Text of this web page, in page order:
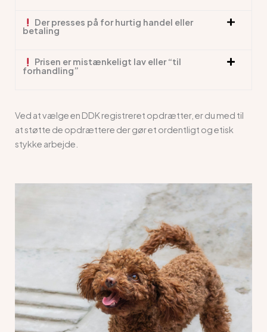
Der presses på for hurtig handel eller
betaling
Prisen er mistænkeligt lav eller “til
forhandling”
Ved at vælge en DDK registreret opdrætter, er du med til
at støtte de opdrættere der gør et ordentligt og etisk
stykke arbejde.